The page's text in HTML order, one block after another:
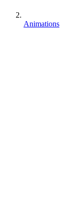
Animations